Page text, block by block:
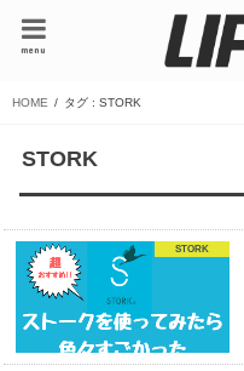
menu
HOME タグ : STORK
STORK
STORK